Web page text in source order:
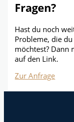
Fragen?
Hast du noch
Probleme, die
möchtest? Dann
auf den Link.
Zur Anfrage